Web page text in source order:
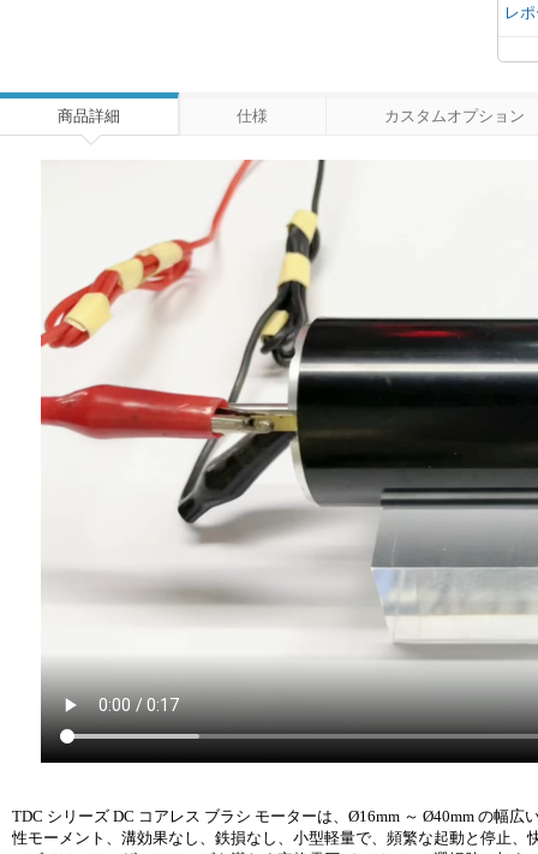
レ
商品詳細 仕様 カスタムオプション
TDC シリーズ DC コアレス ブラシ モーターは、Ø16mm ～ Ø40mm の幅
性モーメント、溝効果なし、鉄損なし、小型軽量で、頻繁な起動と停止